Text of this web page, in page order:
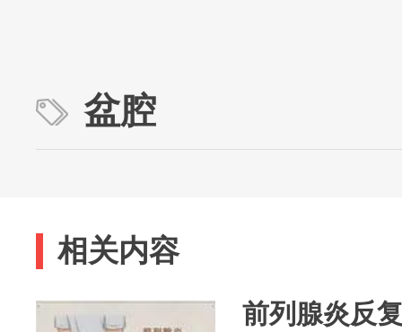
盆腔
相关内容
前列腺炎反